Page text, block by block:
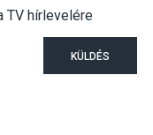
TV hírlevelére
KÜLDÉS